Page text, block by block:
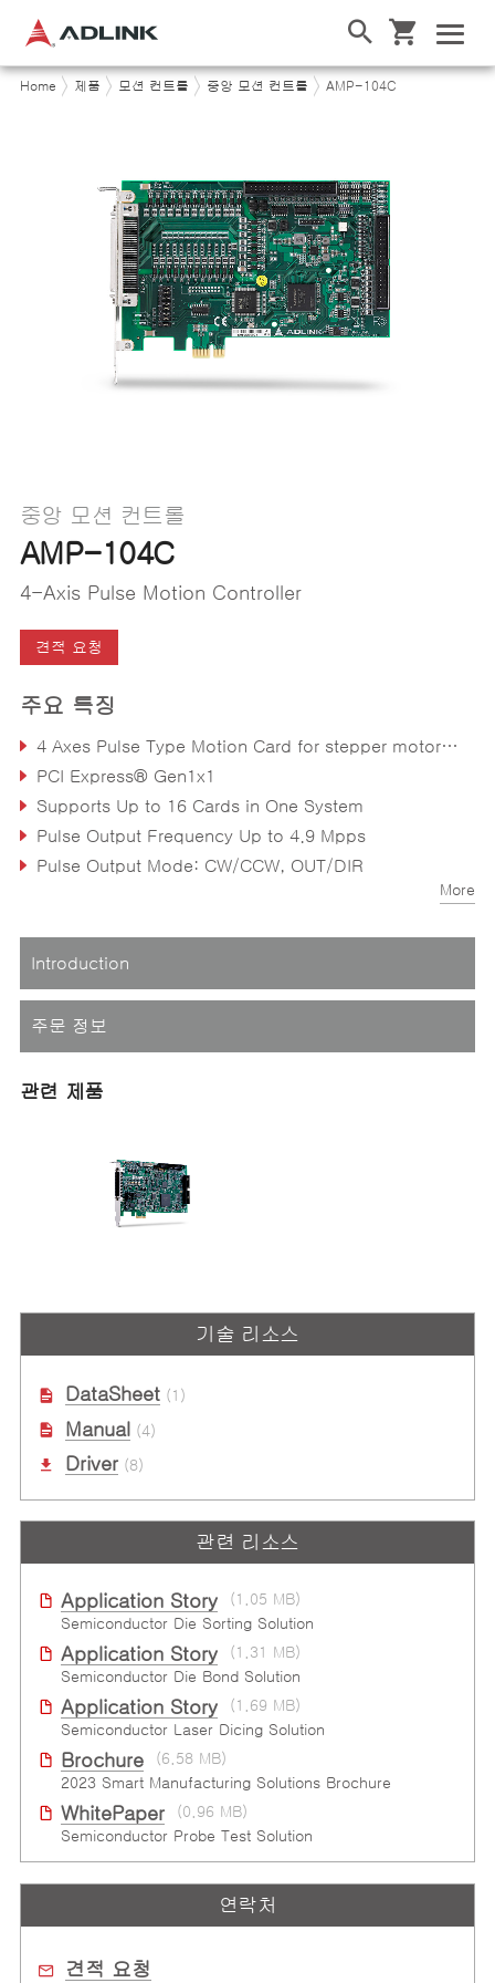
Home 제품 모션 컨트롤 중앙 모션 컨트롤 AMP-104C
중앙 모션 컨트롤
AMP-104C
4-Axis Pulse Motion Controller
견적 요청
주요 특징
4 Axes Pulse Type Motion Card for stepper motor control
PCI Express® Gen1x1
Supports Up to 16 Cards in One System
Pulse Output Frequency Up to 4.9 Mpps
Pulse Output Mode: CW/CCW, OUT/DIR
Encoder Feedback Input Frequency Up to 20 MHzMore
Introduction
주문 정보
관련 제품
4축 펄스 모션 컨트롤러
서보/스텝퍼 모터를 위한 고급 모션
기술 리소스
DataSheet(1)
Manual (4)
Driver(8)
관련 리소스
Application Story
(1.05 MB)
Semiconductor Die Sorting Solution
Application Story
(1.31 MB)
Semiconductor Die Bond Solution
Application Story
(1.69 MB)
Semiconductor Laser Dicing Solution
Brochure
(6.58 MB)
2023 Smart Manufacturing Solutions Brochure
WhitePaper
(0.96 MB)
Semiconductor Probe Test Solution
연락처
견적 요청